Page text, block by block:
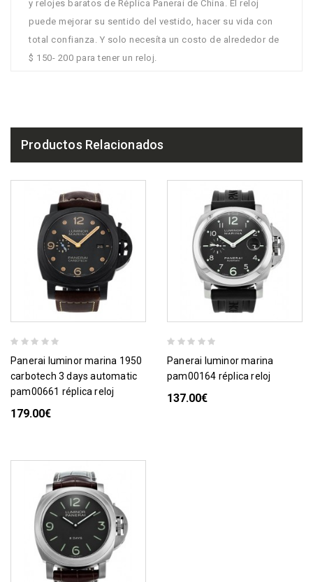
y relojes baratos de Réplica Panerai de China. El reloj
puede mejorar su sentido del vestido, hacer su vida con
total confianza. Y solo necesíta un costo de alrededor de
$ 150- 200 para tener un reloj.
Productos Relacionados
panerai luminor marina 1950
carbotech 3 days automatic
pam00661 réplica reloj
179.00€
panerai luminor marina
pam00164 réplica reloj
137.00€